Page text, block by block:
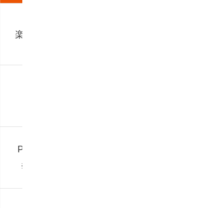
楽天ポイント支払い
PayPay残高支払い
※申込時は選択不可